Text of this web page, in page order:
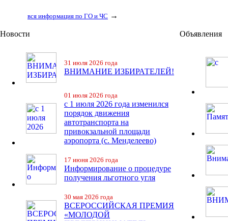
вся информация по ГО и ЧС →
Новости
31 июля 2026 года
ВНИМАНИЕ ИЗБИРАТЕЛЕЙ!
01 июля 2026 года
с 1 июля 2026 года изменился
порядок движения
автотранспорта на
привокзальной площади
аэропорта (с. Менделеево)
17 июня 2026 года
Информирование о процедуре
получения льготного угля
30 мая 2026 года
ВСЕРОССИЙСКАЯ ПРЕМИЯ
«МОЛОДОЙ
Объявления